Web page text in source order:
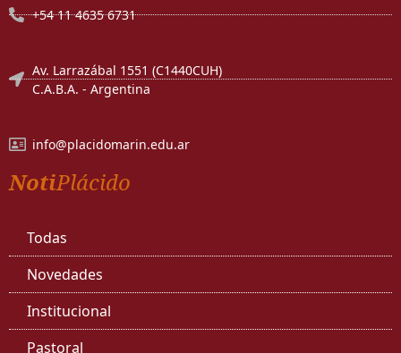
+54 11 4635 6731
Av. Larrazábal 1551 (C1440CUH)
C.A.B.A. - Argentina
info@placidomarin.edu.ar
NotiPlácido
Todas
Novedades
Institucional
Pastoral